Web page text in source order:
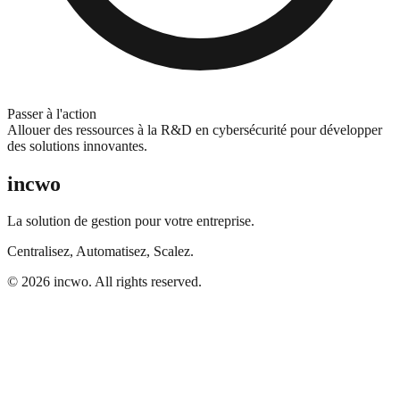
Passer à l'action
Allouer des ressources à la R&D en cybersécurité pour développer
des solutions innovantes.
incwo
La solution de gestion pour votre entreprise.
Centralisez, Automatisez, Scalez.
© 2026 incwo. All rights reserved.